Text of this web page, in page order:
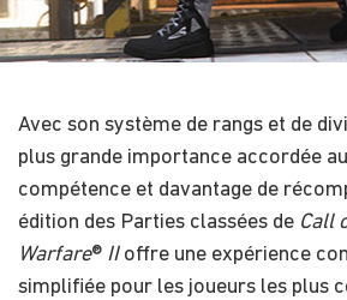
Avec son système de rangs et de
plus grande importance accordée
compétence et davantage de
édition des Parties classées de Call
Warfare® IIoffre une expérience
simplifiée pour les joueurs les plus